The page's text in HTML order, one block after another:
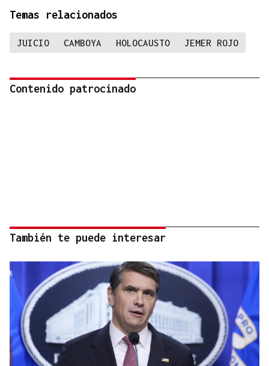
Temas relacionados
JUICIO CAMBOYA HOLOCAUSTO JEMER ROJO
Contenido patrocinado
También te puede interesar